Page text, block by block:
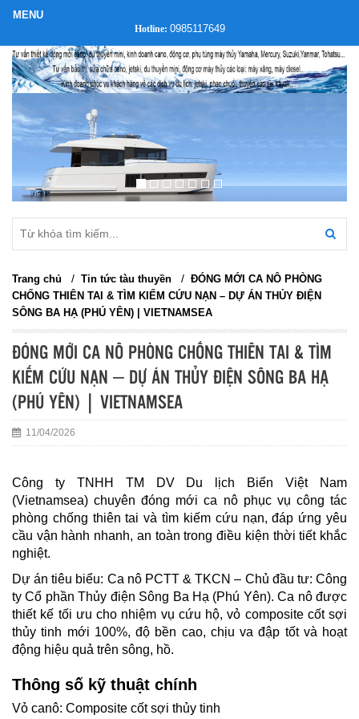
Hotline: 0985117649
Trang chủ / Tin tức tàu thuyền / ĐÓNG MỚI CA NÔ PHÒNG
CHỐNG THIÊN TAI & TÌM KIẾM CỨU NẠN – DỰ ÁN THỦY ĐIỆN
SÔNG BA HẠ (PHÚ YÊN) | VIETNAMSEA
ĐÓNG MỚI CA NÔ PHÒNG CHỐNG THIÊN TAI & TÌM
KIẾM CỨU NẠN – DỰ ÁN THỦY ĐIỆN SÔNG BA HẠ
(PHÚ YÊN) | VIETNAMSEA
11/04/2026
Công ty TNHH TM DV Du lịch Biển Việt Nam
(Vietnamsea) chuyên đóng mới ca nô phục vụ công tác
phòng chống thiên tai và tìm kiếm cứu nạn, đáp ứng yêu
cầu vận hành nhanh, an toàn trong điều kiện thời tiết khắc
nghiệt.
Dự án tiêu biểu: Ca nô PCTT & TKCN – Chủ đầu tư: Công
ty Cổ phần Thủy điện Sông Ba Hạ (Phú Yên). Ca nô được
thiết kế tối ưu cho nhiệm vụ cứu hộ, vỏ composite cốt sợi
thủy tinh mới 100%, độ bền cao, chịu va đập tốt và hoạt
động hiệu quả trên sông, hồ.
Thông số kỹ thuật chính
Vỏ canô: Composite cốt sợi thủy tinh